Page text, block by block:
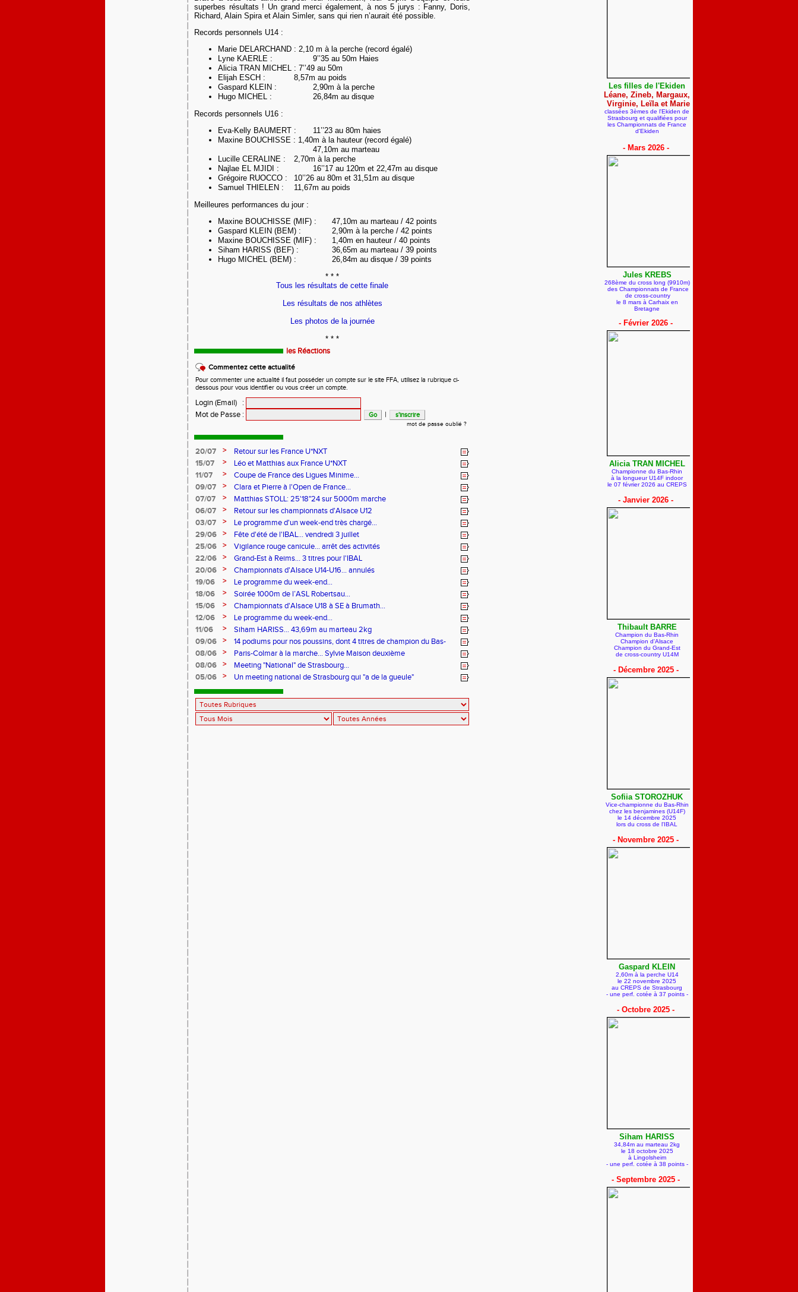
superbes résultats ! Un grand merci également, à nos 5 jurys : Fanny, Doris,
Richard, Alain Spira et Alain Simler, sans qui rien n’aurait été possible.
Records personnels U14 :
Marie DELARCHAND : 2,10 m à la perche (record égalé)
Lyne KAERLE :
9’’35 au 50m Haies
Alicia TRAN MICHEL : 7’’49 au 50m
Elijah ESCH :
8,57m au poids
Gaspard KLEIN :
2,90m à la perche
Hugo MICHEL :
26,84m au disque
Records personnels U16 :
Eva-Kelly BAUMERT :
11’’23 au 80m haies
Maxine BOUCHISSE : 1,40m à la hauteur (record égalé)
47,10m au marteau
Lucille CERALINE :
2,70m à la perche
Najlae EL MJIDI :
16’’17 au 120m et 22,47m au disque
Grégoire RUOCCO :
10’’26 au 80m et 31,51m au disque
Samuel THIELEN :
11,67m au poids
Meilleures performances du jour :
Maxine BOUCHISSE (MIF) :
47,10m au marteau / 42 points
Gaspard KLEIN (BEM) :
2,90m à la perche / 42 points
Maxine BOUCHISSE (MIF) :
1,40m en hauteur / 40 points
Siham HARISS (BEF) :
36,65m au marteau / 39 points
Hugo MICHEL (BEM) :
26,84m au disque / 39 points
* * *
Tous les résultats de cette finale
Les résultats de nos athlètes
Les photos de la journée
* * *
les Réactions
Commentez cette actualité
Pour commenter une actualité il faut posséder un compte sur le site FFA, utilisez la rubrique ci-
dessous pour vous identifier ou vous créer un compte.
Login (Email)
:
Mot de Passe : |
mot de passe oublié ?
20/07 >
Retour sur les France U*NXT
15/07
>
Léo et Matthias aux France U*NXT
11/07
>
Coupe de France des Ligues Minime...
09/07
>
Clara et Pierre à l'Open de France...
07/07
>
Matthias STOLL: 25'18"24 sur 5000m marche
06/07
>
Retour sur les championnats d'Alsace U12
03/07
>
Le programme d'un week-end très chargé...
29/06
>
Fête d'été de l'IBAL... vendredi 3 juillet
25/06
>
Vigilance rouge canicule... arrêt des activités
22/06
>
Grand-Est à Reims... 3 titres pour l'IBAL
20/06
>
Championnats d'Alsace U14-U16... annulés
19/06
>
Le programme du week-end...
18/06
>
Soirée 1000m de l’ASL Robertsau...
15/06
>
Championnats d'Alsace U18 à SE à Brumath...
12/06
>
Le programme du week-end...
11/06
>
Siham HARISS... 43,69m au marteau 2kg
09/06
>
14 podiums pour nos poussins, dont 4 titres de champion du Bas-
Rhin...
08/06 >
Paris-Colmar à la marche... Sylvie Maison deuxième
08/06
>
Meeting "National" de Strasbourg...
05/06
> Un meeting national de Strasbourg qui "a de la gueule"
Les filles de l'Ekiden
Léane, Zineb, Margaux,
Virginie, Leïla et Marie
classées 3èmes de l'Ekiden de
Strasbourg et qualifiées pour
les Championnats de France
d'Ekiden
- Mars 2026 -
Jules KREBS
268ème du cross long (9910m)
des Championnats de France
de cross-country
le 8 mars à Carhaix en
Bretagne
- Février 2026 -
Alicia TRAN MICHEL
Championne du Bas-Rhin
à la longueur U14F indoor
le 07 février 2026 au CREPS
- Janvier 2026 -
Thibault BARRE
Champion du Bas-Rhin
Champion d'Alsace
Champion du Grand-Est
de cross-country U14M
- Décembre 2025 -
Sofiia STOROZHUK
Vice-championne du Bas-Rhin
chez les benjamines (U14F)
le 14 décembre 2025
lors du cross de l'IBAL
- Novembre 2025 -
Gaspard KLEIN
2,60m à la perche U14
le 22 novembre 2025
au CREPS de Strasbourg
- une perf. cotée à 37 points -
- Octobre 2025 -
Siham HARISS
34,84m au marteau 2kg
le 18 octobre 2025
à Lingolsheim
- une perf. cotée à 38 points -
- Septembre 2025 -